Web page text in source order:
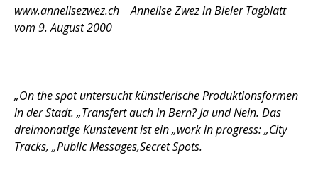
www.annelisezwez.ch Annelise Zwez in Bieler Tagblatt
vom 9. August 2000
„On the spot untersucht künstlerische Produktionsformen
in der Stadt. „Transfert auch in Bern? Ja und Nein. Das
dreimonatige Kunstevent ist ein „work in progress: „City
Tracks, „Public Messages,Secret Spots.